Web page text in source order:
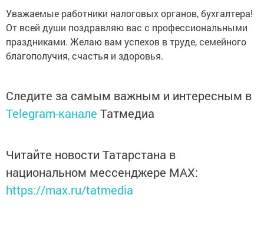
Уважаемые работники налоговых органов, бухгалтера!
От всей души поздравляю вас с профессиональными
праздниками. Желаю вам успехов в труде, семейного
благополучия, счастья и здоровья.
Следите за самым важным и интересным в
Telegram-канале Татмедиа
Читайте новости Татарстана в
национальном мессенджере MАХ:
https://max.ru/tatmedia